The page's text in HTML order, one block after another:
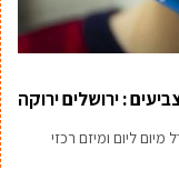
: ירושלים ירוקה
מיום ליום ומיזם רכזי